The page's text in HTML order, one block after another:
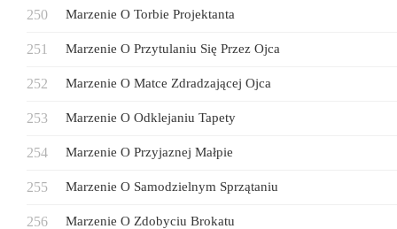
Marzenie O Torbie Projektanta
Marzenie O Przytulaniu Się Przez Ojca
Marzenie O Matce Zdradzającej Ojca
Marzenie O Odklejaniu Tapety
Marzenie O Przyjaznej Małpie
Marzenie O Samodzielnym Sprzątaniu
Marzenie O Zdobyciu Brokatu